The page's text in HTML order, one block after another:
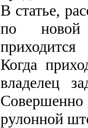
В статье,
по новой
Когда
владелец
рулонной